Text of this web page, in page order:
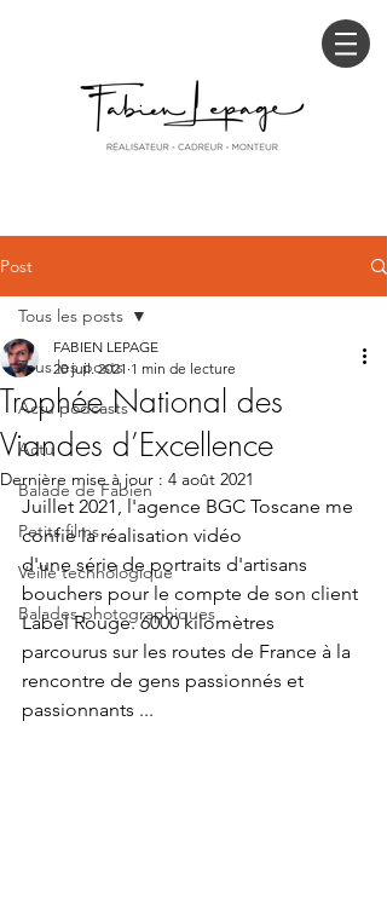
Post
Tous les posts
Actu podcasts
Actu
Balade de Fabien
Petits films ...
Veille technologique
Balades photographiques
Tous les posts
Trophée National des
Viandes d’Excellence
FABIEN LEPAGE
20 juil. 2021 1 min de lecture
Dernière mise à jour : 4 août 2021
Juillet 2021, l'agence BGC Toscane me
confie la réalisation vidéo
d'une série de portraits d'artisans
bouchers pour le compte de son client
Label Rouge. 6000 kilomètres
parcourus sur les routes de France à la
rencontre de gens passionnés et
passionnants ...